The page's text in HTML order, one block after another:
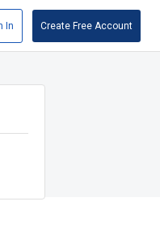
In Create Free Account